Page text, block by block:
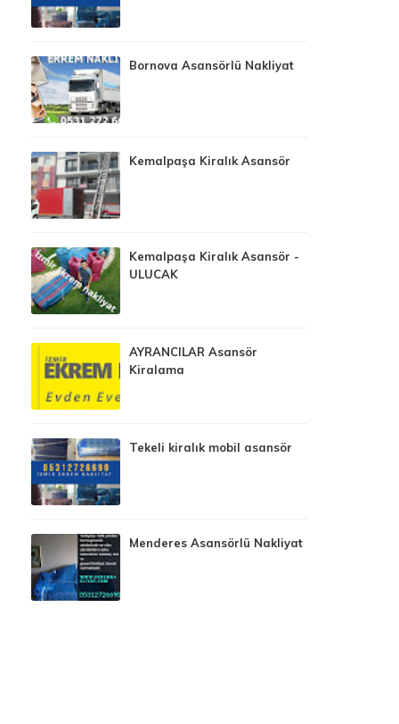
Bornova Asansörlü Nakliyat
Kemalpaşa Kiralık Asansör
Kemalpaşa Kiralık Asansör -
ULUCAK
AYRANCILAR Asansör
Kiralama
Tekeli kiralık mobil asansör
Menderes Asansörlü Nakliyat